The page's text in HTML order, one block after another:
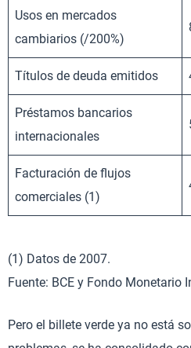
Usos en mercados
cambiarios (/200%)
Títulos de deuda emitidos
Préstamos bancarios
internacionales
Facturación de flujos
comerciales (1)
(1) Datos de 2007.
Fuente: BCE y Fondo Monetario
Pero el billete verde ya no está